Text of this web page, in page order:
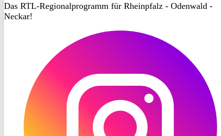
Das RTL-Regionalprogramm für Rheinpfalz - Odenwald -
Neckar!
Instagram